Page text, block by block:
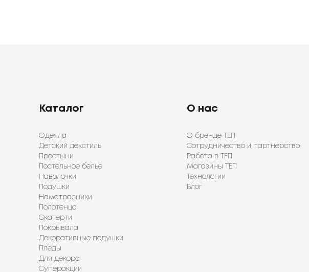
Каталог
Одеяла
Детский декстиль
Простыни
Постельное белье
Наволочки
Подушки
Наматрасники
Полотенца
Скатерти
Покрывала
Декоративные подушки
Пледы
Для декора
Суперакции
О нас
О бренде ТЕП
Сотрудничество и партнерство
Работа в ТЕП
Магазины ТЕП
Технологии
Блог